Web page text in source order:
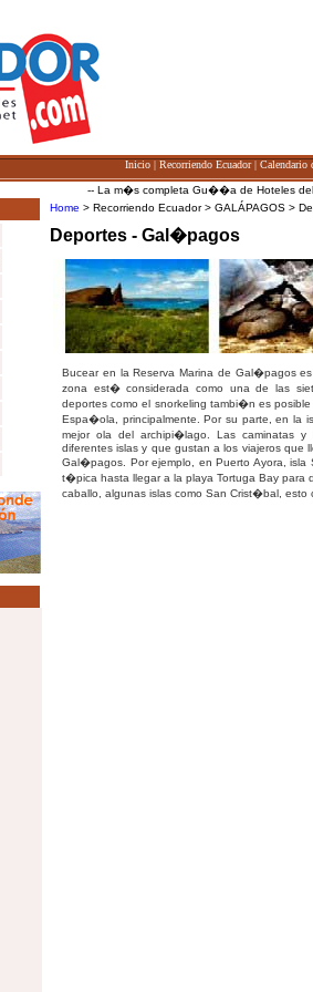
Inicio | Recorriendo Ecuador| Calendario
-- La m�s completa Gu��a de Hoteles del
Home > Recorriendo Ecuador > GALÁPAGOS >
Deportes - Gal�pagos
Bucear en la Reserva Marina de Gal�pagos
zona est� considerada como una de las
deportes como el snorkeling tambi�n es
Espa�ola, principalmente. Por su parte, en la
mejor ola del archipi�lago. Las caminatas
diferentes islas y que gustan a los viajeros que
Gal�pagos. Por ejemplo, en Puerto Ayora,
t�pica hasta llegar a la playa Tortuga Bay para
caballo, algunas islas como San Crist�bal, esto